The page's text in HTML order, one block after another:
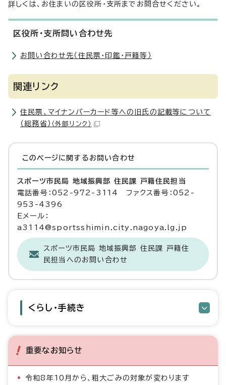
詳しくは、お住まいの区役所・支所までお問合せください。
区役所・支所問い合わせ先
お問い合わせ先（住民票・印鑑・戸籍等）
関連リンク
住民票、マイナンバーカード等への旧氏の記載等について
（総務省） （外部リンク）
このページに関する お問い合わせ
スポーツ市民局 地域振興部 住民課 戸籍住民担当
電話番号：052-972-3114 ファクス番号：052-
953-4396
Eメール：
a3114@sportsshimin.city.nagoya.lg.jp
スポーツ市民局 地域振興部 住民課 戸籍住
民担当へのお問い合わせ
くらし・手続き
重要なお知らせ
令和8年10月から、粗大ごみの対象が変わります